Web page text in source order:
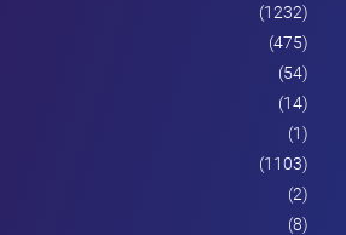
(1232)
(475)
(54)
(14)
(1)
(1103)
(2)
(8)